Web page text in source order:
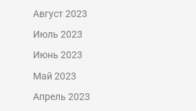
Август 2023
Июль 2023
Июнь 2023
Май 2023
Апрель 2023